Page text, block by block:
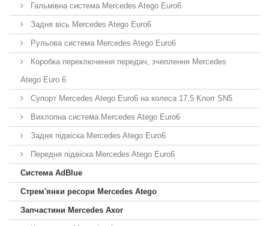
Гальмівна система Mercedes Atego Euro6
Задня вісь Mercedes Atego Euro6
Рульова система Mercedes Atego Euro6
Коробка переключення передач, зчеплення Mercedes
Atego Euro 6
Супорт Mercedes Atego Euro6 на колеса 17,5 Knorr SN5
Вихлопна система Mercedes Atego Euro6
Задня підвіска Mercedes Atego Euro6
Передня підвіска Mercedes Atego Euro6
Система AdBlue
Стрем'янки ресори Mercedes Atego
Запчастини Mercedes Axor